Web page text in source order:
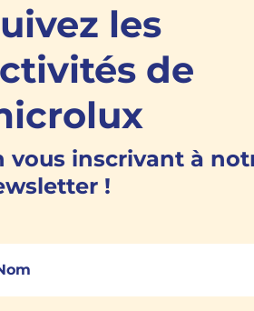
les
de
vous inscrivant à
!